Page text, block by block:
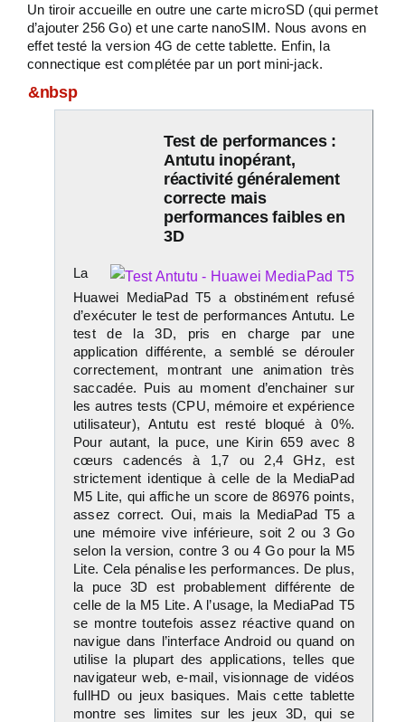
Un tiroir accueille en outre une carte microSD (qui permet
d’ajouter 256 Go) et une carte nanoSIM. Nous avons en
effet testé la version 4G de cette tablette. Enfin, la
connectique est complétée par un port mini-jack.
&nbsp
Test de performances :
Antutu inopérant,
réactivité généralement
correcte mais
performances faibles en
3D
La
Huawei MediaPad T5 a obstinément refusé
d’exécuter le test de performances Antutu. Le
test de la 3D, pris en charge par une
application différente, a semblé se dérouler
correctement, montrant une animation très
saccadée. Puis au moment d’enchainer sur
les autres tests (CPU, mémoire et expérience
utilisateur), Antutu est resté bloqué à 0%.
Pour autant, la puce, une Kirin 659 avec 8
cœurs cadencés à 1,7 ou 2,4 GHz, est
strictement identique à celle de la MediaPad
M5 Lite, qui affiche un score de 86976 points,
assez correct. Oui, mais la MediaPad T5 a
une mémoire vive inférieure, soit 2 ou 3 Go
selon la version, contre 3 ou 4 Go pour la M5
Lite. Cela pénalise les performances. De plus,
la puce 3D est probablement différente de
celle de la M5 Lite. A l’usage, la MediaPad T5
se montre toutefois assez réactive quand on
navigue dans l’interface Android ou quand on
utilise la plupart des applications, telles que
navigateur web, e-mail, visionnage de vidéos
fullHD ou jeux basiques. Mais cette tablette
montre ses limites sur les jeux 3D, qui se